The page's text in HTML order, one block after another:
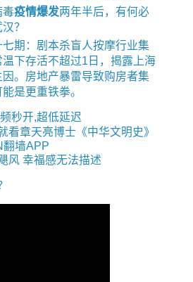
毒疫情爆发两年半后，有何必
？
七期：剧本杀盲人按摩行业集
下存活不超过1日，揭露上海
因。房地产暴雷导致购房者集
是更重铁拳。
秒开,超低延迟
看章天亮博士《中华文明史》
翻墙APP
风 幸福感无法描述